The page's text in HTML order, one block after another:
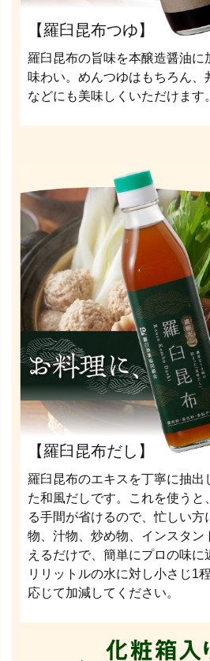
【羅臼昆布つゆ】
羅臼昆布の旨味を本醸造醤油に
味わい。めんつゆはもちろん、
などにも美味しくいただけます。
【羅臼昆布だし】
羅臼昆布のエキスを丁寧に抽出
た和風だしです。これを使うと
る手間が省けるので、忙しい方
物、汁物、炒め物、インスタン
えるだけで、簡単にプロの味に
リリットルの水に対し小さじ1
応じて加減してください。